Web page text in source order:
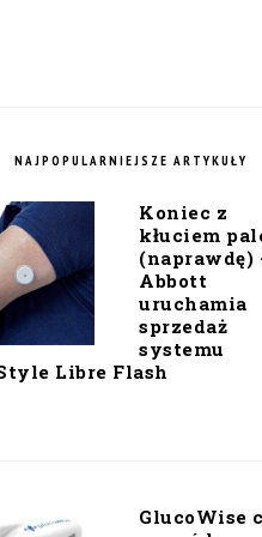
NAJPOPULARNIEJSZE ARTYKUŁY
Koniec z
kłuciem
(naprawdę)
Abbott
uruchamia
sprzedaż
systemu
Libre Flash
GlucoWise